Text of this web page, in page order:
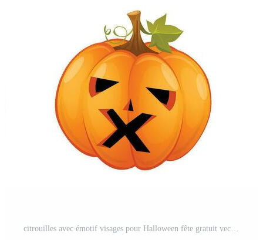
citrouilles avec émotif visages pour Halloween fête gratuit vecteur Vecteur Gratuit et SVG Gratuit